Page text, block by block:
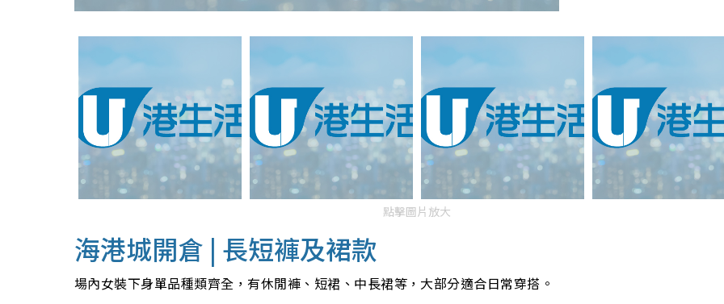
點擊圖片放大
海港城開倉 | 長短褲及裙款
場內女裝下身單品種類齊全，有休閒褲、短裙、中長裙等，大部分適合日常穿搭。